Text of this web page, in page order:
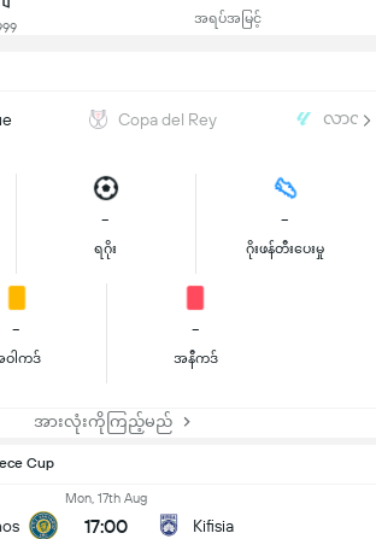
အရပ်အမြင့်
Copa del Rey လာလီဂ
-
ရဂိုး
-
ဂိုးဖန်တီးပေးမှု
-
ါကဒ်
-
အနီကဒ်
အားလုံးကိုကြည့်မည်
Cup
Mon, 17th Aug
17:00 Kifisia